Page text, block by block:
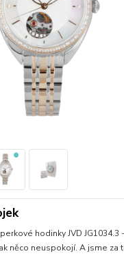
hodinky JVD JG1034.3
něco neuspokojí. A jsme za